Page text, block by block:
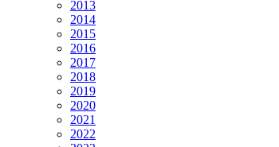
2013
2014
2015
2016
2017
2018
2019
2020
2021
2022